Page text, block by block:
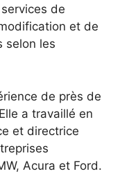
de
et de
selon les
de près de
a travaillé en
et directrice
Acura et Ford.